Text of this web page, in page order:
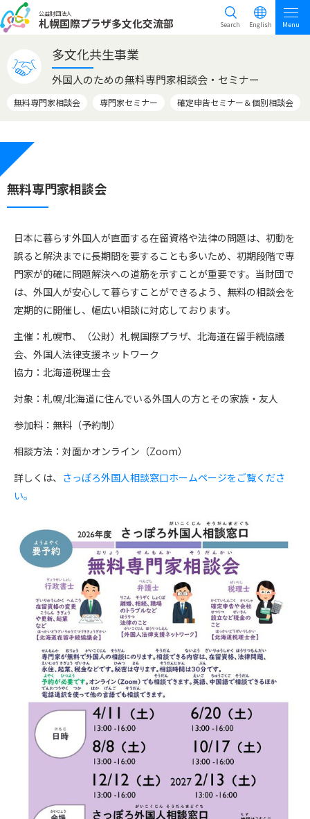
公益財団法人
札幌国際プラザ多文化交流部 Search English Menu
多文化共生事業
外国人のための無料専門家相談会・セミナー
無料専門家相談会 専門家セミナー 確定申告セミナー＆個別相談会
無料専門家相談会
日本に暮らす外国人が直面する在留資格や法律の問題は、初動を
誤ると解決までに長期間を要することも多いため、初期段階で専
門家が的確に問題解決への道筋を示すことが重要です。当財団で
は、外国人が安心して暮らすことができるよう、無料の相談会を
定期的に開催し、幅広い相談に対応しております。
主催：札幌市、（公財）札幌国際プラザ、北海道在留手続協議
会、外国人法律支援ネットワーク
協力：北海道税理士会
対象：札幌/北海道に住んでいる外国人の方とその家族・友人
参加料：無料（予約制）
相談方法：対面かオンライン（Zoom）
詳しくは、 さっぽろ外国人相談窓口ホームページをご覧くださ
い。